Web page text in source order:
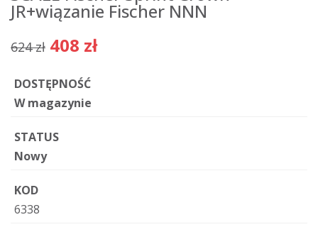
JR+wiązanie Fischer NNN
624 zł 408 zł
DOSTĘPNOŚĆ
W magazynie
STATUS
Nowy
KOD
6338